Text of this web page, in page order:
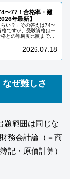
〜77！合格率・難
年最新】
らい？」その答えは74〜
ですが、受験資格は一
との難易度比較まで、
2026.07.18
ぜ難しさ
題範囲は同じな
務会計論（＝商
記・原価計算）